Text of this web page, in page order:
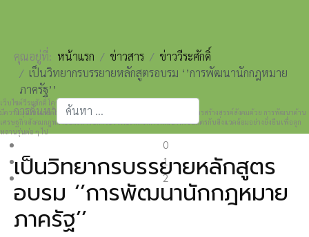
เว็บไซต์วีระศักดิ์ โควสุรัตน์ www.weerasak.org
มีความมุ่งมั่นเเละตั้งใจในการเผยแพร่เรื่องราวความรู้ความเข้าใจในการสร้างสรรค์สังคมด้วย การพัฒนาด้าน
เศรษฐกิจสังคมกฎหมายและการปกครอง เพื่อให้เกิดการพัฒนาที่เป็นมิตรกับสิ่งแวดล้อมอย่างยั่งยืนเพื่อลูก
หลานรุ่นต่อ ๆ ไป
0
1
2
คุณอยู่ที่: หน้าแรก ข่าวสาร
ข่าววีระศักดิ์
เป็นวิทยากรบรรยายหลักสูตรอบรม ‘’การพัฒนานักกฎหมาย
ภาครัฐ’’
การค้นหา
Type 2 or more characters for results.
เป็นวิทยากรบรรยายหลักสูตร
อบรม ‘’การพัฒนานักกฎหมาย
ภาครัฐ’’